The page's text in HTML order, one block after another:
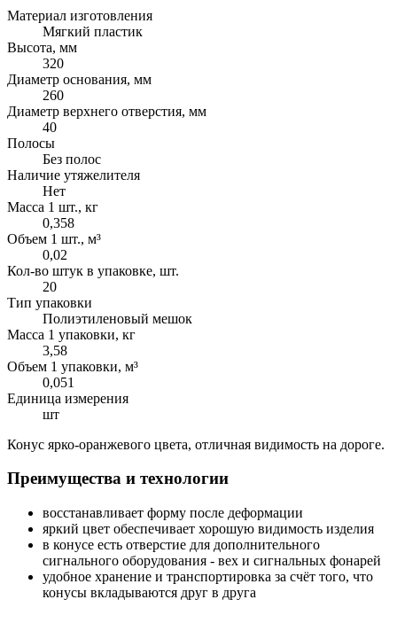
Материал изготовления
Мягкий пластик
Высота, мм
320
Диаметр основания, мм
260
Диаметр верхнего отверстия, мм
40
Полосы
Без полос
Наличие утяжелителя
Нет
Масса 1 шт., кг
0,358
Объем 1 шт., м³
0,02
Кол-во штук в упаковке, шт.
20
Тип упаковки
Полиэтиленовый мешок
Масса 1 упаковки, кг
3,58
Объем 1 упаковки, м³
0,051
Единица измерения
шт
Конус ярко-оранжевого цвета, отличная видимость на дороге.
Преимущества и технологии
восстанавливает форму после деформации
яркий цвет обеспечивает хорошую видимость изделия
в конусе есть отверстие для дополнительного
сигнального оборудования - вех и сигнальных фонарей
удобное хранение и транспортировка за счёт того, что
конусы вкладываются друг в друга